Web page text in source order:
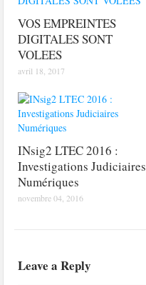
VOS EMPREINTES
DIGITALES SONT
VOLEES
avril 18, 2017
INsig2 LTEC 2016 :
Investigations Judiciaires
Numériques
novembre 04, 2016
Leave a Reply